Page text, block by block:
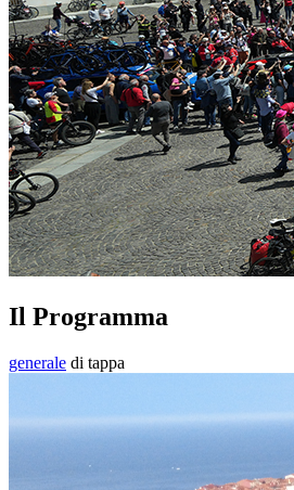
Il Programma
generale di tappa